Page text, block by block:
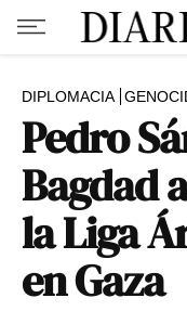
DIPLOMACIA
Pedro
Bagdad
la Liga
en Gaza